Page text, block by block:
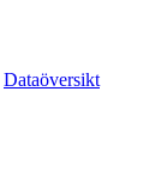
Dataöversikt